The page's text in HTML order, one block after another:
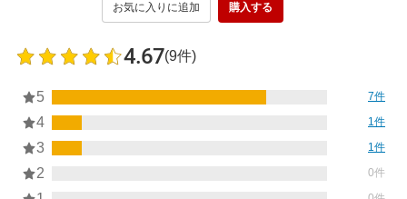
お気に入りに追加 購入する
4.67(9件)
5 7件
4 1件
3 1件
2 0件